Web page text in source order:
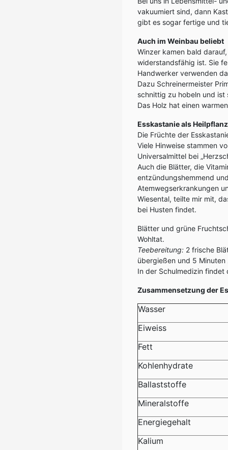
vakuumiert sind, dann
gibt es sogar fertige und
Auch im Weinbau beliebt
Winzer kamen bald
widerstandsfähig ist. Sie
Handwerker verwenden
Dazu Schreinermeister
schnittig zu hobeln und ist
Das Holz hat einen
Esskastanie als
Die Früchte der
Viele Hinweise stammen
Universalmittel bei
Auch die Blätter, die
entzündungshemmend
Atemwegserkrankungen
Wiesental, teilte mir mit,
bei Husten findet.
Blätter und grüne
Wohltat.
Teebereitung: 2 frische
übergießen und 5 Minuten
In der Schulmedizin findet
Zusammensetzung der
Wasser
Eiweiss
Fett
Kohlenhydrate
Ballaststoffe
Mineralstoffe
Energiegehalt
Kalium